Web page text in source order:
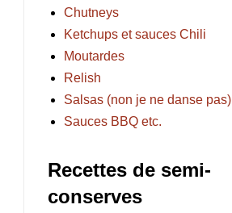
Chutneys
Ketchups et sauces Chili
Moutardes
Relish
Salsas (non je ne danse pas)
Sauces BBQ etc.
Recettes de semi-
conserves